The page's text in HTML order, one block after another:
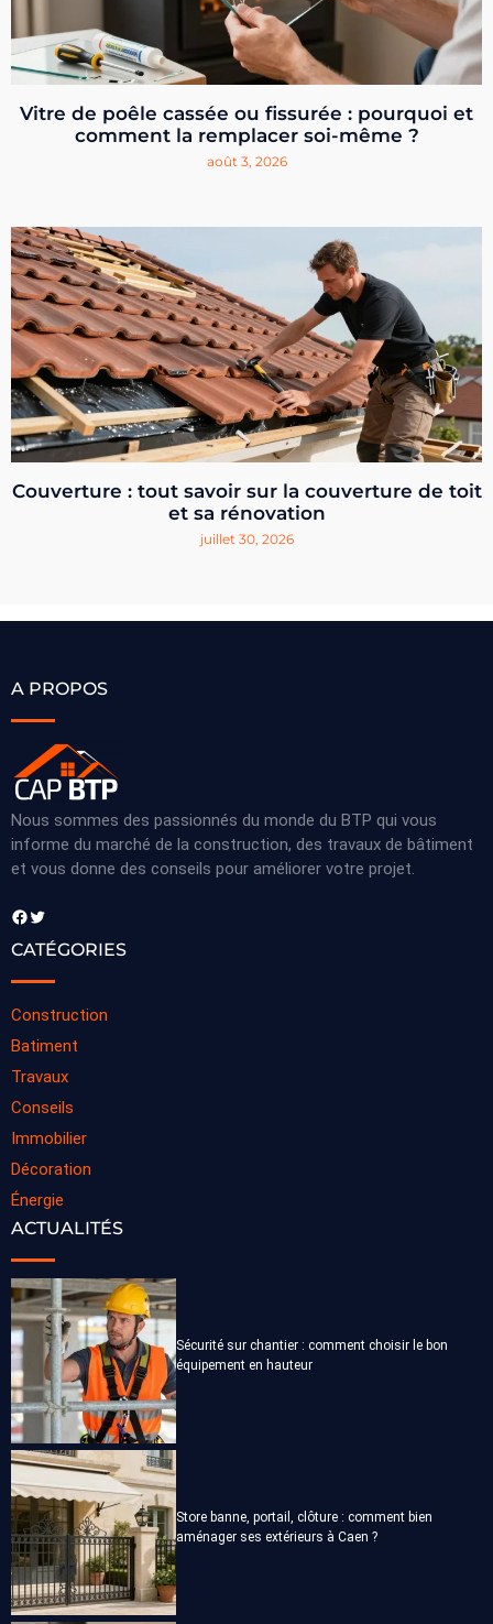
Vitre de poêle cassée ou fissurée : pourquoi et
comment la remplacer soi-même ?
août 3, 2026
Couverture : tout savoir sur la couverture de toit
et sa rénovation
juillet 30, 2026
A PROPOS
Nous sommes des passionnés du monde du BTP qui vous
informe du marché de la construction, des travaux de bâtiment
et vous donne des conseils pour améliorer votre projet.
Facebook Twitter
CATÉGORIES
Construction
Batiment
Travaux
Conseils
Immobilier
Décoration
Énergie
ACTUALITÉS
Sécurité sur chantier : comment choisir le bon
équipement en hauteur
Store banne, portail, clôture : comment bien
aménager ses extérieurs à Caen ?